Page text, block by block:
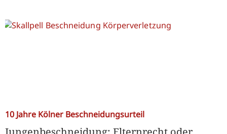
10 Jahre Kölner Beschneidungsurteil